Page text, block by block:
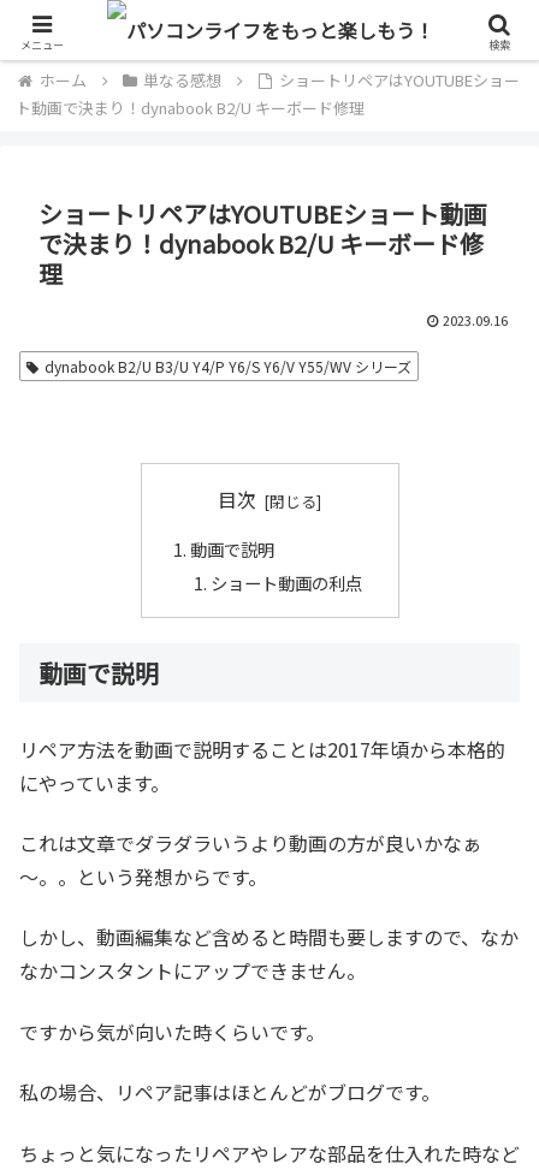
単なるパソコン好きのブログ
ホーム 単なる感想
ショートリペアはYOUTUBEショー
ト動画で決まり！dynabook B2/U キーボード修理
ショートリペアはYOUTUBEショート動画
で決まり！dynabook B2/U キーボード修
理
2023.09.16
dynabook B2/U B3/U Y4/P Y6/S Y6/V Y55/WV シリーズ
目次
動画で説明
ショート動画の利点
動画で説明
リペア方法を動画で説明することは2017年頃から本格的
にやっています。
これは文章でダラダラいうより動画の方が良いかなぁ
～。。という発想からです。
しかし、動画編集など含めると時間も要しますので、なか
なかコンスタントにアップできません。
ですから気が向いた時くらいです。
私の場合、リペア記事はほとんどがブログです。
ちょっと気になったリペアやレアな部品を仕入れた時など
メニュー 検索